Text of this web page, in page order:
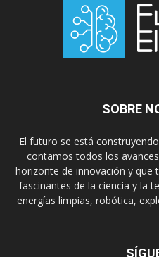
SOBRE
El futuro se está
contamos todos los
horizonte de innovación y que
fascinantes de la ciencia y la
energías limpias, robótica,